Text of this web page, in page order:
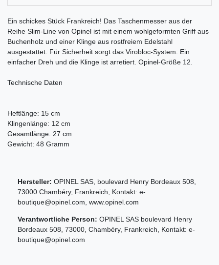
Ein schickes Stück Frankreich! Das Taschenmesser aus der
Reihe Slim-Line von Opinel ist mit einem wohlgeformten Griff aus
Buchenholz und einer Klinge aus rostfreiem Edelstahl
ausgestattet. Für Sicherheit sorgt das Virobloc-System: Ein
einfacher Dreh und die Klinge ist arretiert. Opinel-Größe 12.
Technische Daten
Heftlänge: 15 cm
Klingenlänge: 12 cm
Gesamtlänge: 27 cm
Gewicht: 48 Gramm
Hersteller: OPINEL SAS boulevard Henry Bordeaux 508
73000 Chambéry, Frankreich , Kontakt: e-
boutique@opinel.com www.opinel.com
Verantwortliche Person: OPINEL SAS boulevard Henry
Bordeaux 508 73000 Chambéry, Frankreich , Kontakt: e-
boutique@opinel.com